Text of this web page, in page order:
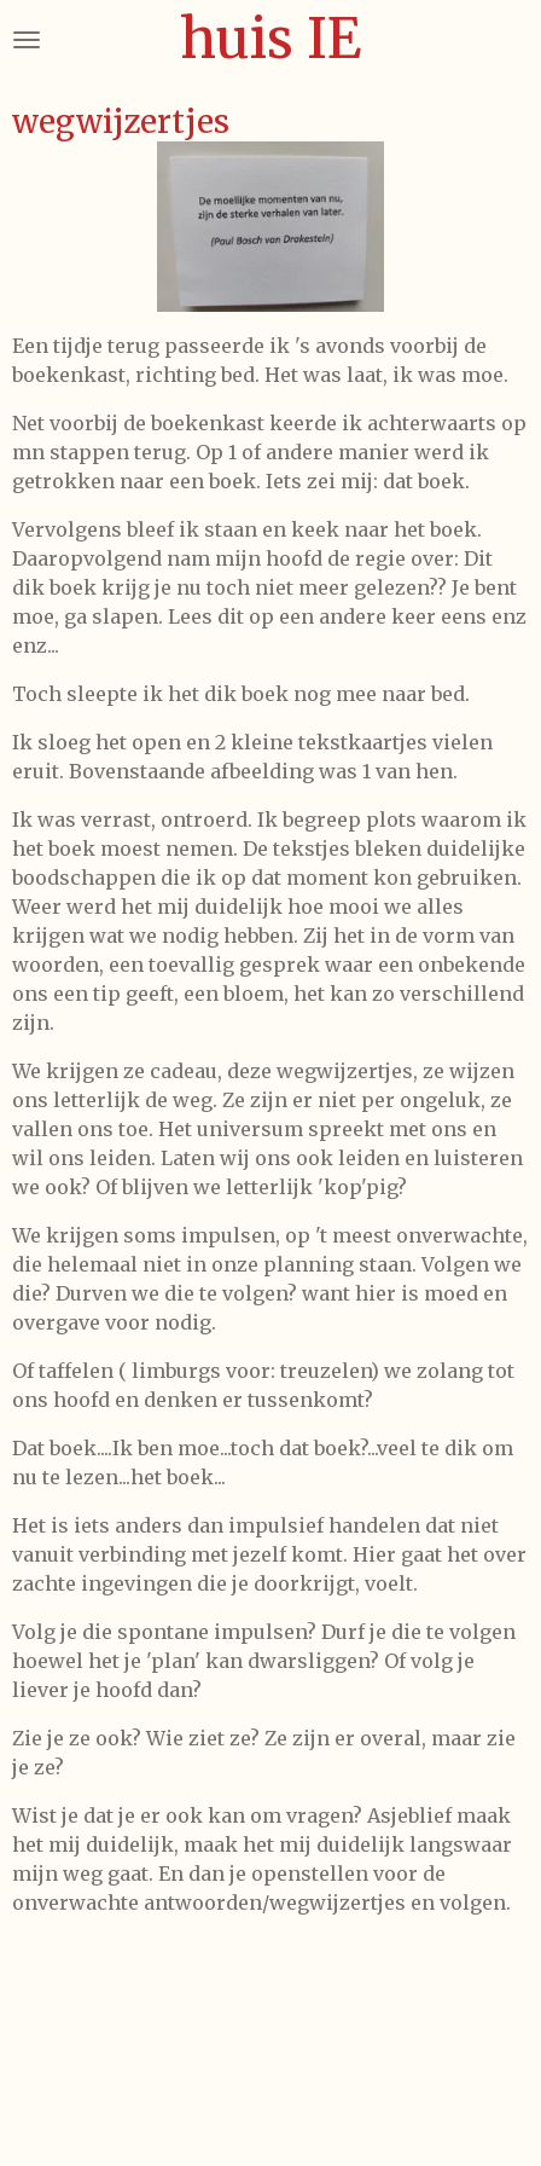
direct
de
hoofdinhoud
huis IE
wegwijzertjes
Een tijdje terug passeerde ik 's avonds voorbij de
boekenkast, richting bed. Het was laat, ik was moe.
Net voorbij de boekenkast keerde ik achterwaarts op
mn stappen terug. Op 1 of andere manier werd ik
getrokken naar een boek. Iets zei mij: dat boek.
Vervolgens bleef ik staan en keek naar het boek.
Daaropvolgend nam mijn hoofd de regie over: Dit
dik boek krijg je nu toch niet meer gelezen?? Je bent
moe, ga slapen. Lees dit op een andere keer eens enz
enz...
Toch sleepte ik het dik boek nog mee naar bed.
Ik sloeg het open en 2 kleine tekstkaartjes vielen
eruit. Bovenstaande afbeelding was 1 van hen.
Ik was verrast, ontroerd. Ik begreep plots waarom ik
het boek moest nemen. De tekstjes bleken duidelijke
boodschappen die ik op dat moment kon gebruiken.
Weer werd het mij duidelijk hoe mooi we alles
krijgen wat we nodig hebben. Zij het in de vorm van
woorden, een toevallig gesprek waar een onbekende
ons een tip geeft, een bloem, het kan zo verschillend
zijn.
We krijgen ze cadeau, deze wegwijzertjes, ze wijzen
ons letterlijk de weg. Ze zijn er niet per ongeluk, ze
vallen ons toe. Het universum spreekt met ons en
wil ons leiden. Laten wij ons ook leiden en luisteren
we ook? Of blijven we letterlijk 'kop'pig?
We krijgen soms impulsen, op 't meest onverwachte,
die helemaal niet in onze planning staan. Volgen we
die? Durven we die te volgen? want hier is moed en
overgave voor nodig.
Of taffelen ( limburgs voor: treuzelen) we zolang tot
ons hoofd en denken er tussenkomt?
Dat boek....Ik ben moe...toch dat boek?...veel te dik om
nu te lezen...het boek...
Het is iets anders dan impulsief handelen dat niet
vanuit verbinding met jezelf komt. Hier gaat het over
zachte ingevingen die je doorkrijgt, voelt.
Volg je die spontane impulsen? Durf je die te volgen
hoewel het je 'plan' kan dwarsliggen? Of volg je
liever je hoofd dan?
Zie je ze ook? Wie ziet ze? Ze zijn er overal, maar zie
je ze?
Wist je dat je er ook kan om vragen? Asjeblief maak
het mij duidelijk, maak het mij duidelijk langswaar
mijn weg gaat. En dan je openstellen voor de
onverwachte antwoorden/wegwijzertjes en volgen.